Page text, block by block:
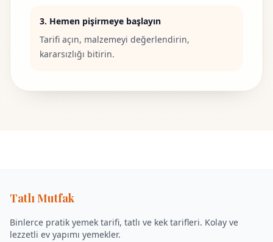
3. Hemen pişirmeye başlayın
Tarifi açın, malzemeyi değerlendirin,
kararsızlığı bitirin.
Tatlı Mutfak
Binlerce pratik yemek tarifi, tatlı ve kek tarifleri. Kolay ve
lezzetli ev yapımı yemekler.